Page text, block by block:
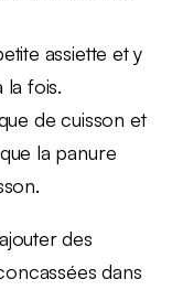
assiette et y
la fois.
de cuisson et
la panure
des
dans